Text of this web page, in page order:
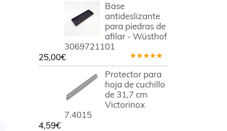
Base
antideslizante
para piedras de
afilar - Wüsthof
3069721101
Valorado
en4.78
de 5
25,00€
Protector para
hoja de cuchillo
de 31,7 cm
Victorinox
7.4015
4,59€